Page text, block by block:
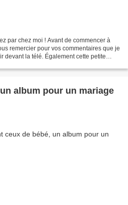
par chez moi ! Avant de commencer à
remercier pour vos commentaires que je
devant la télé. Également cette petite
album pour un mariage